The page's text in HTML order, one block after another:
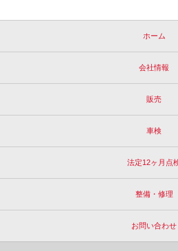
ホーム
会社情報
販売
車検
法定12ヶ月点
整備・修理
お問い合わせ